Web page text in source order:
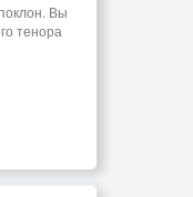
Вы
тенора